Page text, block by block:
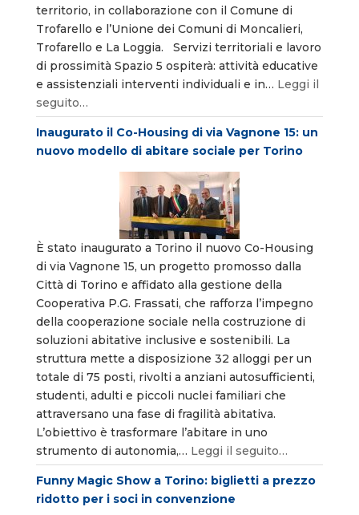
territorio, in collaborazione con il Comune di
Trofarello e l’Unione dei Comuni di Moncalieri,
Trofarello e La Loggia. Servizi territoriali e lavoro
di prossimità Spazio 5 ospiterà: attività educative
e assistenziali interventi individuali e in… Leggi il
seguito…
Inaugurato il Co-Housing di via Vagnone 15: un
nuovo modello di abitare sociale per Torino
È stato inaugurato a Torino il nuovo Co-Housing
di via Vagnone 15, un progetto promosso dalla
Città di Torino e affidato alla gestione della
Cooperativa P.G. Frassati, che rafforza l’impegno
della cooperazione sociale nella costruzione di
soluzioni abitative inclusive e sostenibili. La
struttura mette a disposizione 32 alloggi per un
totale di 75 posti, rivolti a anziani autosufficienti,
studenti, adulti e piccoli nuclei familiari che
attraversano una fase di fragilità abitativa.
L’obiettivo è trasformare l’abitare in uno
strumento di autonomia,… Leggi il seguito…
Funny Magic Show a Torino: biglietti a prezzo
ridotto per i soci in convenzione